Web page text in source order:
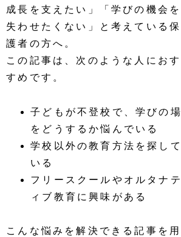
成長を支えたい」「学びの機会を
失わせたくない」と考えている保
護者の方へ。
この記事は、次のような人におす
すめです。
子どもが不登校で、学びの場
をどうするか悩んでいる
学校以外の教育方法を探して
いる
フリースクールやオルタナテ
ィブ教育に興味がある
こんな悩みを解決できる記事を用